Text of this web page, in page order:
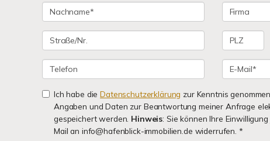
Ich habe dieDatenschutzerklärung zur Kenntnis
Angaben und Daten zur Beantwortung meiner Anfrage
gespeichert werden. Hinweis: Sie können Ihre
Mail an info@hafenblick-immobilien.de widerrufen. *